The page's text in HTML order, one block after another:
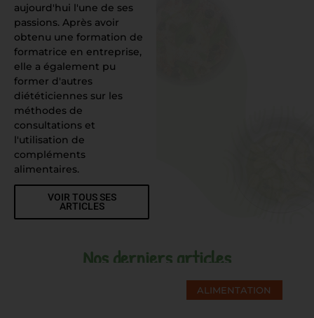
aujourd'hui l'une de ses
passions. Après avoir
obtenu une formation de
formatrice en entreprise,
elle a également pu
former d'autres
diététiciennes sur les
méthodes de
consultations et
l'utilisation de
compléments
alimentaires.
VOIR TOUS SES
ARTICLES
Nos derniers articles
ALIMENTATION